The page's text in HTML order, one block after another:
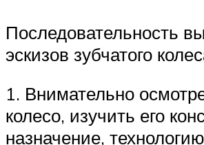
Последовательность
эскизов зубчатого
1. Внимательно
колесо, изучить его
назначение, технологию